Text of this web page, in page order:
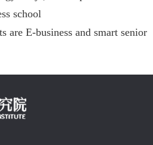
school
are E-business and smart senior